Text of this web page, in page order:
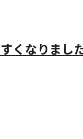
くなりました